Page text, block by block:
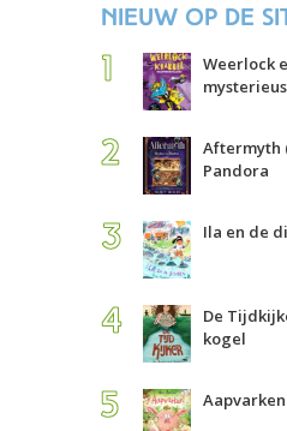
Nieuw op de
Weerlock
Aftermyth
Pandora
Ila en de
De
kogel
Aapvarken